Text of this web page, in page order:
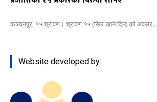
कञ्चनपुर, १५ श्रावण। श्रावण १५ (खिर खाने दिन) को अवसर...
Website developed by: